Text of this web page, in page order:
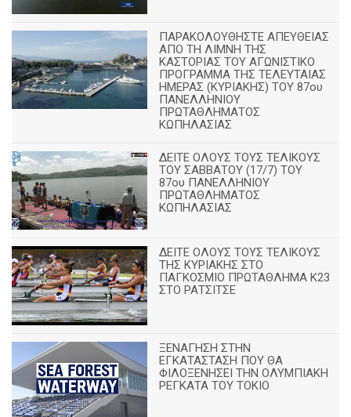
ΠΑΡΑΚΟΛΟΥΘΗΣΤΕ ΑΠΕΥΘΕΙΑΣ
ΑΠΟ ΤΗ ΛΙΜΝΗ ΤΗΣ
ΚΑΣΤΟΡΙΑΣ ΤΟΥ ΑΓΩΝΙΣΤΙΚΟ
ΠΡΟΓΡΑΜΜΑ ΤΗΣ ΤΕΛΕΥΤΑΙΑΣ
ΗΜΕΡΑΣ (ΚΥΡΙΑΚΗΣ) ΤΟΥ 87ου
ΠΑΝΕΛΛΗΝΙΟΥ
ΠΡΩΤΑΘΛΗΜΑΤΟΣ
ΚΩΠΗΛΑΣΙΑΣ
ΔΕΙΤΕ ΟΛΟΥΣ ΤΟΥΣ ΤΕΛΙΚΟΥΣ
ΤΟΥ ΣΑΒΒΑΤΟΥ (17/7) ΤΟΥ
87ου ΠΑΝΕΛΛΗΝΙΟΥ
ΠΡΩΤΑΘΛΗΜΑΤΟΣ
ΚΩΠΗΛΑΣΙΑΣ
ΔΕΙΤΕ ΟΛΟΥΣ ΤΟΥΣ ΤΕΛΙΚΟΥΣ
ΤΗΣ ΚΥΡΙΑΚΗΣ ΣΤΟ
ΠΑΓΚΟΣΜΙΟ ΠΡΩΤΑΘΛΗΜΑ Κ23
ΣΤΟ ΡΑΤΣΙΤΣΕ
ΞΕΝΑΓΗΣΗ ΣΤΗΝ
ΕΓΚΑΤΑΣΤΑΣΗ ΠΟΥ ΘΑ
ΦΙΛΟΞΕΝΗΣΕΙ ΤΗΝ ΟΛΥΜΠΙΑΚΗ
ΡΕΓΚΑΤΑ ΤΟΥ ΤΟΚΙΟ